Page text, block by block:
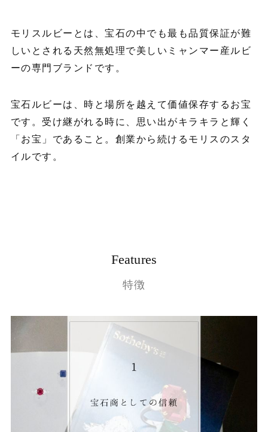
モリスルビーとは、宝石の中でも最も品質保証が難
しいとされる天然無処理で美しいミャンマー産ルビ
ーの専門ブランドです。
宝石ルビーは、時と場所を越えて価値保存するお宝
です。受け継がれる時に、思い出がキラキラと輝く
「お宝」であること。創業から続けるモリスのスタ
イルです。
Features
特徴